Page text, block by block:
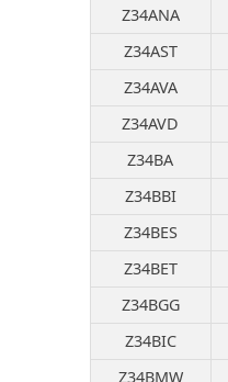
Z34ANA
Z34AST
Z34AVA
Z34AVD
Z34BA
Z34BBI
Z34BES
Z34BET
Z34BGG
Z34BIC
Z34BMW